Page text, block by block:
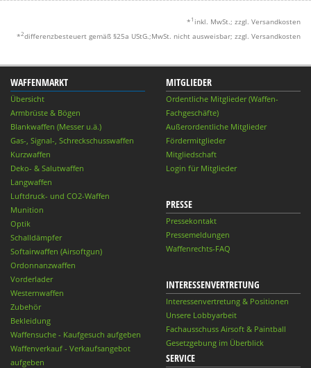
* 1 inkl. MwSt.; zzgl. Versandkosten
*2differenzbesteuert gemäß §25a UStG.;MwSt. nicht ausweisbar; zzgl. Versandkosten
WAFFENMARKT
Übersicht
Armbrüste & Bögen
Blankwaffen (Messer u.ä.)
Gas-, Signal-, Schreckschusswaffen
Kurzwaffen
Deko- & Salutwaffen
Langwaffen
Luftdruck- und CO2-Waffen
Munition
Optik
Schalldämpfer
Softairwaffen (Airsoftgun)
Ordonnanzwaffen
Vorderlader
Westernwaffen
Zubehör
Bekleidung
Waffensuche - Kaufgesuch aufgeben
Waffenverkauf - Verkaufsangebot
aufgeben
MITGLIEDER
Ordentliche Mitglieder (Waffen-
Fachgeschäfte)
Außerordentliche Mitglieder
Fördermitglieder
Mitgliedschaft
Login für Mitglieder
PRESSE
Pressekontakt
Pressemeldungen
Waffenrechts-FAQ
INTERESSENVERTRETUNG
Interessenvertretung & Positionen
Unsere Lobbyarbeit
Fachausschuss Airsoft & Paintball
Gesetzgebung im Überblick
SERVICE